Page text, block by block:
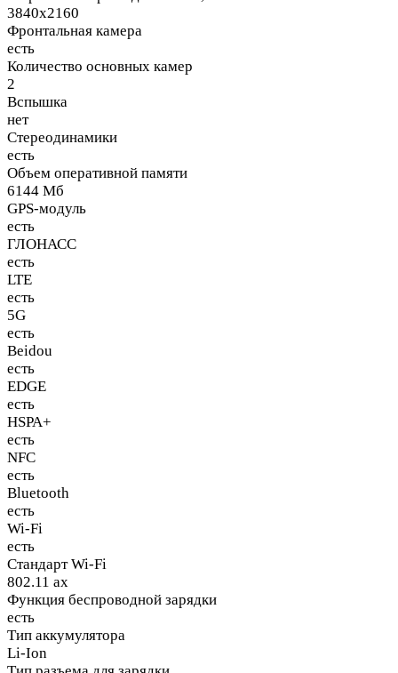
3840x2160
Фронтальная камера
есть
Количество основных камер
2
Вспышка
нет
Стереодинамики
есть
Объем оперативной памяти
6144 Мб
GPS-модуль
есть
ГЛОНАСС
есть
LTE
есть
5G
есть
Beidou
есть
EDGE
есть
HSPA+
есть
NFC
есть
Bluetooth
есть
Wi-Fi
есть
Стандарт Wi-Fi
802.11 ax
Функция беспроводной зарядки
есть
Тип аккумулятора
Li-Ion